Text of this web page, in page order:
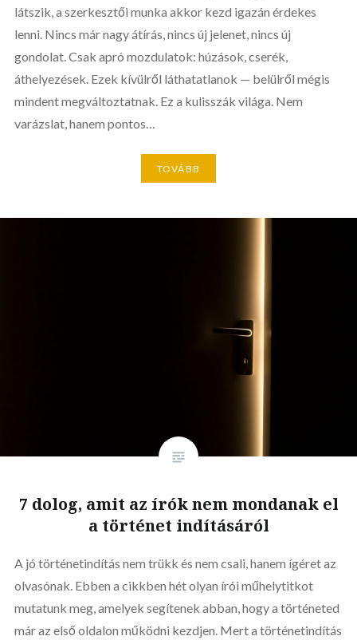
látszik, a szerkesztői munka akkor kezd igazán érdekes
lenni. Nincs már nagy átírás, nincs új jelenet, nincs új
gondolat. Csak apró mozdulatok: húzások, cserék,
áthelyezések. Ezek kívülről láthatatlanok — belülről mégis
mindent megváltoztatnak. Ez a kulisszák világa. Nem
varázslat, hanem pontos…
TOVÁBB
7 dolog, amit az írók nem mondanak el
a történet indításáról
A jó történetindítás nem trükk és nem csali, hanem ígéret az
olvasónak. Ebben a cikkben hét olyan írói műhelytitkot
mutatunk meg, amelyek segítenek abban, hogy a történeted
már az első oldalon működni kezdjen. Mert a történetindítás